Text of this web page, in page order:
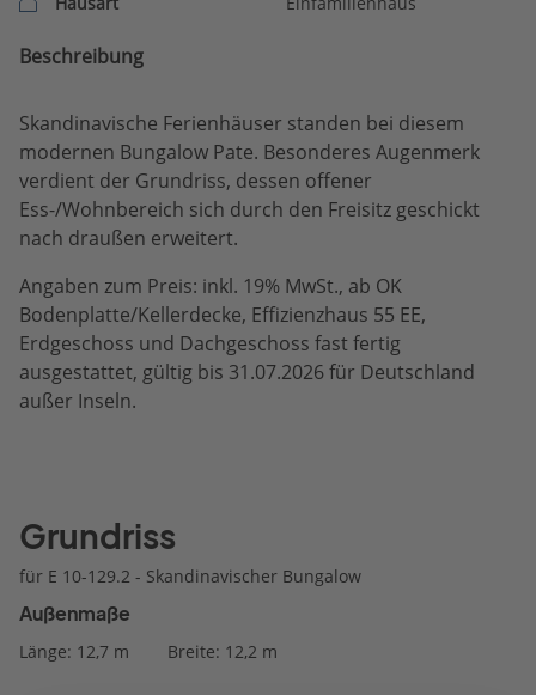
Beschreibung
Skandinavische Ferienhäuser standen bei diesem
modernen Bungalow Pate. Besonderes Augenmerk
verdient der Grundriss, dessen offener
Ess-/Wohnbereich sich durch den Freisitz geschickt
nach draußen erweitert.
Angaben zum Preis: inkl. 19% MwSt., ab OK
Bodenplatte/Kellerdecke, Effizienzhaus 55 EE,
Erdgeschoss und Dachgeschoss fast fertig
ausgestattet, gültig bis 31.07.2026 für Deutschland
außer Inseln.
Grundriss
für E 10-129.2 - Skandinavischer Bungalow
Außenmaße
Länge: 12,7 m Breite: 12,2 m